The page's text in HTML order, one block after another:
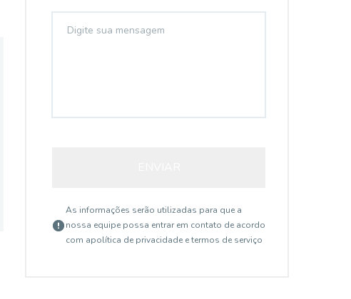
As informações serão utilizadas para que a
nossa equipe possa entrar em contato de acordo
com apolítica de privacidade e termos de serviço